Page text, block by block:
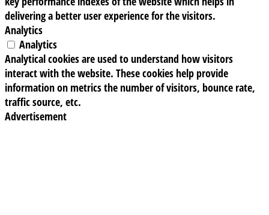
delivering a better user experience for the visitors.
Analytics
Analytics
Analytical cookies are used to understand how visitors
interact with the website. These cookies help provide
information on metrics the number of visitors, bounce rate,
traffic source, etc.
Advertisement